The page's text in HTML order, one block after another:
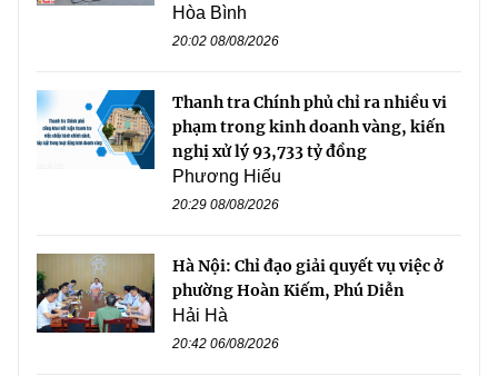
Hòa Bình
20:02 08/08/2026
Thanh tra Chính phủ chỉ ra nhiều vi
phạm trong kinh doanh vàng, kiến
nghị xử lý 93,733 tỷ đồng
Phương Hiếu
20:29 08/08/2026
Hà Nội: Chỉ đạo giải quyết vụ việc ở
phường Hoàn Kiếm, Phú Diễn
Hải Hà
20:42 06/08/2026